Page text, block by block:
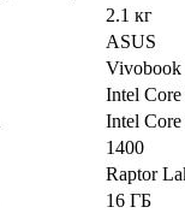
2.1 кг
ASUS
Vivobook
Intel
Intel Core
1400
Raptor
16 ГБ